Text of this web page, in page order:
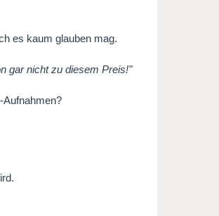
es kaum glauben mag.
gar nicht zu diesem Preis!"
Aufnahmen?